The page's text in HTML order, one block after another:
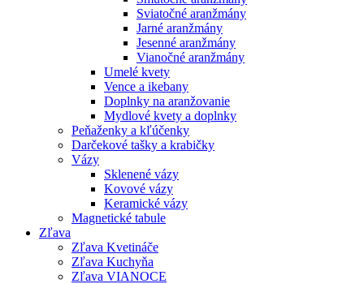
Sviatočné aranžmány
Jarné aranžmány
Jesenné aranžmány
Vianočné aranžmány
Umelé kvety
Vence a ikebany
Doplnky na aranžovanie
Mydlové kvety a doplnky
Peňaženky a kľúčenky
Darčekové tašky a krabičky
Vázy
Sklenené vázy
Kovové vázy
Keramické vázy
Magnetické tabule
Zľava
Zľava Kvetináče
Zľava Kuchyňa
Zľava VIANOCE